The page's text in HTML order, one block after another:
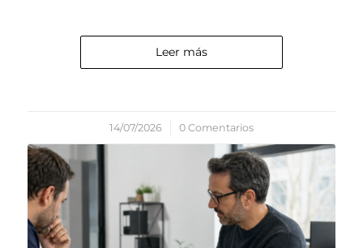
Leer más
14/07/2026
/ 0 Comentarios